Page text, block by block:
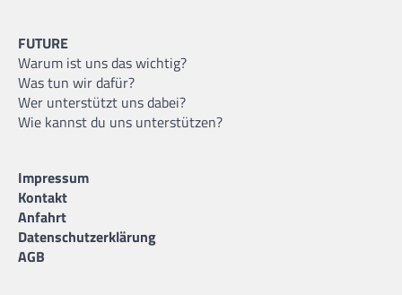
FUTURE
Warum ist uns das wichtig?
Was tun wir dafür?
Wer unterstützt uns dabei?
Wie kannst du uns unterstützen?
Impressum
Kontakt
Anfahrt
Datenschutzerklärung
AGB